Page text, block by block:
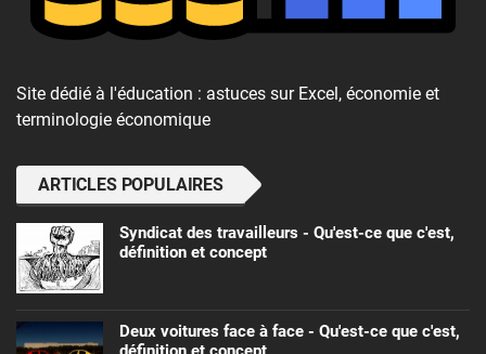
Site dédié à l'éducation : astuces sur Excel, économie et
terminologie économique
ARTICLES POPULAIRES
Syndicat des travailleurs - Qu'est-ce que c'est,
définition et concept
Deux voitures face à face - Qu'est-ce que c'est,